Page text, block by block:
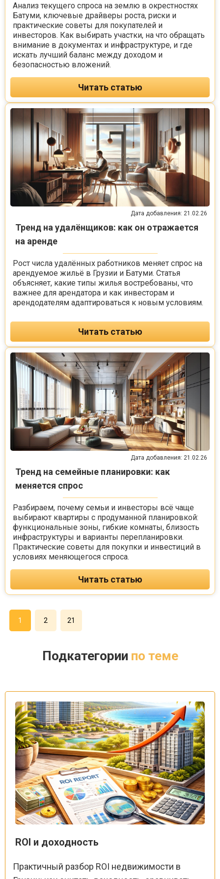
Анализ текущего спроса на землю в окрестностях
Батуми, ключевые драйверы роста, риски и
практические советы для покупателей и
инвесторов. Как выбирать участки, на что обращать
внимание в документах и инфраструктуре, и где
искать лучший баланс между доходом и
безопасностью вложений.
Читать статью
Дата добавления: 21.02.26
Тренд на удалёнщиков: как он отражается
на аренде
Рост числа удалённых работников меняет спрос на
арендуемое жильё в Грузии и Батуми. Статья
объясняет, какие типы жилья востребованы, что
важнее для арендатора и как инвесторам и
арендодателям адаптироваться к новым условиям.
Читать статью
Дата добавления: 21.02.26
Тренд на семейные планировки: как
меняется спрос
Разбираем, почему семьи и инвесторы всё чаще
выбирают квартиры с продуманной планировкой:
функциональные зоны, гибкие комнаты, близость
инфраструктуры и варианты перепланировки.
Практические советы для покупки и инвестиций в
условиях меняющегося спроса.
Читать статью
1 2 21
Подкатегории по теме
ROI и доходность
Практичный разбор ROI недвижимости в